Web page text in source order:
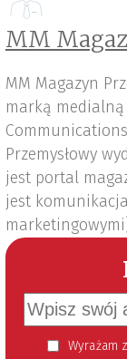
MM
MM Magazyn
marką
Przemysłowy
jest portal
jest
Wyrażam zgodę na otrzymywanie informacji handlowej kierowanej do mnie za pomocą środków